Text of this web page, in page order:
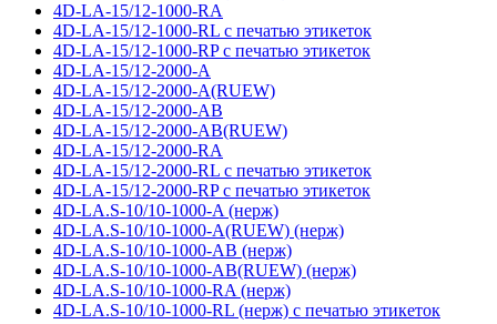
4D-LA-15/12-1000-RA
4D-LA-15/12-1000-RL с печатью этикеток
4D-LA-15/12-1000-RP с печатью этикеток
4D-LA-15/12-2000-A
4D-LA-15/12-2000-A(RUEW)
4D-LA-15/12-2000-AB
4D-LA-15/12-2000-AB(RUEW)
4D-LA-15/12-2000-RA
4D-LA-15/12-2000-RL с печатью этикеток
4D-LA-15/12-2000-RP с печатью этикеток
4D-LA.S-10/10-1000-A (нерж)
4D-LA.S-10/10-1000-A(RUEW) (нерж)
4D-LA.S-10/10-1000-AB (нерж)
4D-LA.S-10/10-1000-AB(RUEW) (нерж)
4D-LA.S-10/10-1000-RA (нерж)
4D-LA.S-10/10-1000-RL (нерж) с печатью этикеток